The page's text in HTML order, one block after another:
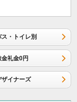
・トイレ別
礼金0円
イナーズ